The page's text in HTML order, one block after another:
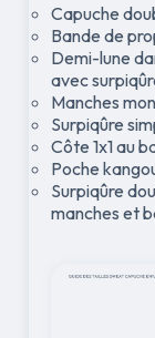
Capuche
Bande de
Demi-lune
avec
Manches
Surpiqûre
Côte 1x1 au
Poche
Surpiqûre
manches et